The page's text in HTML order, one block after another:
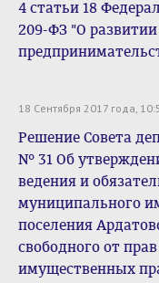
4 статьи 18
209-ФЗ "О
18 Сентября 2017 года,
Решение Совета
№ 31 Об
ведения и
муниципального
поселения
свободного от
имущественных